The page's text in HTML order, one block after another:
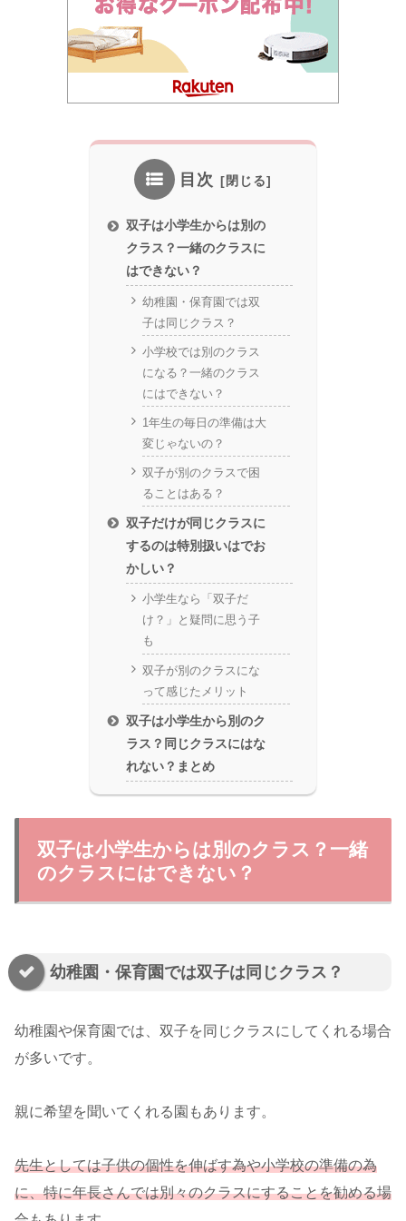
目次
双子は小学生からは別の
クラス？一緒のクラスに
はできない？
幼稚園・保育園では双
子は同じクラス？
小学校では別のクラス
になる？一緒のクラス
にはできない？
1年生の毎日の準備は大
変じゃないの？
双子が別のクラスで困
ることはある？
双子だけが同じクラスに
するのは特別扱いはでお
かしい？
小学生なら「双子だ
け？」と疑問に思う子
も
双子が別のクラスにな
って感じたメリット
双子は小学生から別のク
ラス？同じクラスにはな
れない？まとめ
双子は小学生からは別のクラス？一緒
のクラスにはできない？
幼稚園・保育園では双子は同じクラス？
幼稚園や保育園では、双子を同じクラスにしてくれる場合
が多いです。
親に希望を聞いてくれる園もあります。
先生としては子供の個性を伸ばす為や小学校の準備の為
に、特に年長さんでは別々のクラスにすることを勧める場